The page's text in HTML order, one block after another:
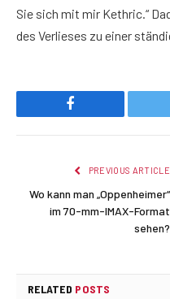
Sie sich mit mir Kethric.“
des Verlieses zu einer
Facebook
PREVIOUS ARTICLE
Wo kann man „Oppenheimer“
im 70-mm-IMAX-Format
sehen?
RELATED POSTS